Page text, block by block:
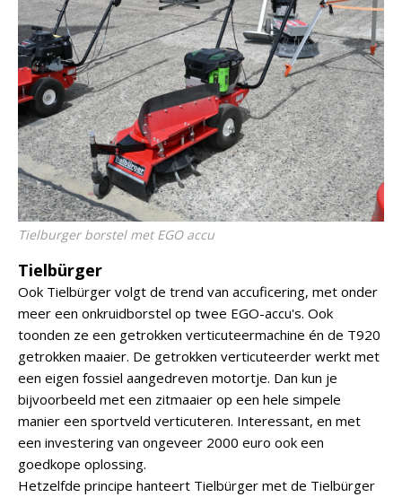
Tielburger borstel met EGO accu
Tielbürger
Ook Tielbürger volgt de trend van accuficering, met onder
meer een onkruidborstel op twee EGO-accu's. Ook
toonden ze een getrokken verticuteermachine én de T920
getrokken maaier. De getrokken verticuteerder werkt met
een eigen fossiel aangedreven motortje. Dan kun je
bijvoorbeeld met een zitmaaier op een hele simpele
manier een sportveld verticuteren. Interessant, en met
een investering van ongeveer 2000 euro ook een
goedkope oplossing.
Hetzelfde principe hanteert Tielbürger met de Tielbürger